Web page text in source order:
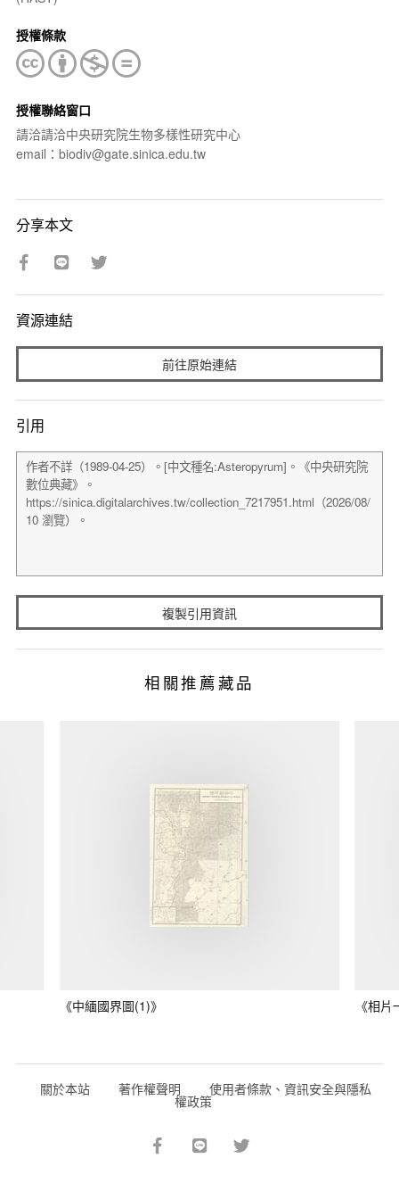
授權條款
授權聯絡窗口
請洽請洽中央研究院生物多樣性研究中心
email：biodiv@gate.sinica.edu.tw
分享本文
資源連結
前往原始連結
引用
複製引用資訊
相關推薦藏品
《中緬國界圖(1)》 《相
關於本站 著作權聲明 使用者條款、資訊安全與隱私
權政策